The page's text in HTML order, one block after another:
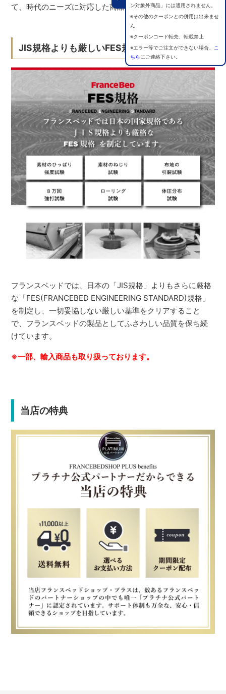
ン対象外商品」には適用されません。
※その他のクーポンとの併用は出来ませ
ん
※クーポンコード転売、転載禁止
※エラー等でご注文ができない場合、
こ
ちらにご連絡下さい。
て、時代のニーズに対応した商品をつくり続けています。
JIS規格よりも厳しいFES規格
フランスベッドでは、日本の「JIS規格」よりもさらに厳格
な「FES(FRANCEBED ENGINEERING STANDARD)規格」
を制定し、一切妥協しない厳しい基準をクリアすること
で、フランスベッドの製品としてふさわしい品質を保ち続
けています。
※一部、輸入商品も取り扱っております。
当店の特典